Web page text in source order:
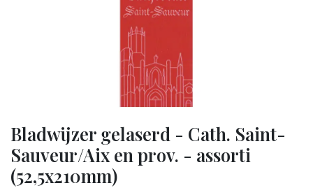
Bladwijzer gelaserd - Cath. Saint-
Sauveur/Aix en prov. - assorti
(52,5x210mm)